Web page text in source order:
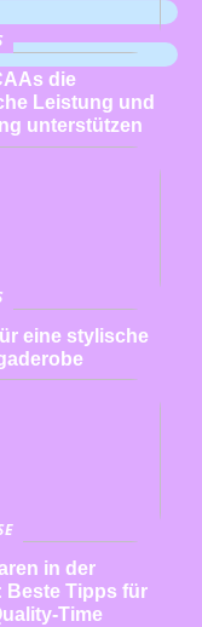
die
Leistung und
unterstützen
eine stylische
in der
Beste Tipps für
Time